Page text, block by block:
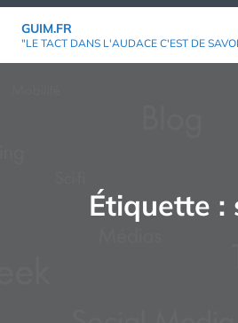
Aller
GUIM.FR
"LE TACT DANS L'AUDACE C'EST DE
Étiquette :